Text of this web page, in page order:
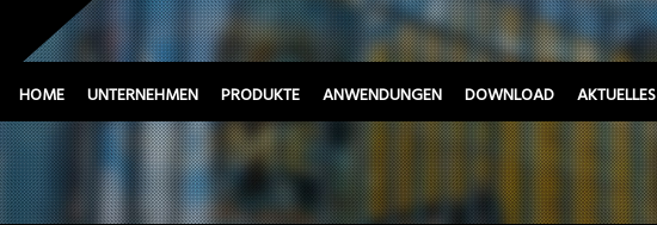
HOME UNTERNEHMEN PRODUKTE ANWENDUNGEN DOWNLOAD AKTUELLES